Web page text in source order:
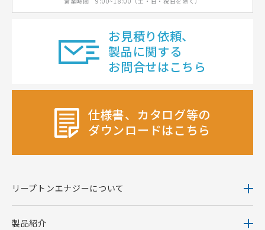
お見積り依頼、
製品に関する
お問合せはこちら
仕様書、カタログ等の
ダウンロードはこちら
リープトンエナジーについて
製品紹介